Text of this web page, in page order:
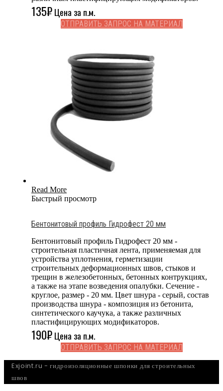
135₽Цена за п.м.
ОТПРАВИТЬ ЗАПРОС НА МАТЕРИАЛ
Read More
Быстрый просмотр
Бентонитовый профиль Гидрофест 20 мм
Бентонитовый профиль Гидрофест 20 мм -
строительная пластичная лента, применяемая для
устройства уплотнения, герметизации
строительных деформационных швов, стыков и
трещин в железобетонных, бетонных контрукциях,
а также на этапе возведения опалубки. Сечение -
круглое, размер - 20 мм. Цвет шнура - серый, состав
производства шнура - композиция из бетонита,
синтетического каучука, а также различных
пластифицирующих модификаторов.
190₽Цена за п.м.
ОТПРАВИТЬ ЗАПРОС НА МАТЕРИАЛ
Exjoint.ru - гидроизоляционные шпонки для строительных
швов